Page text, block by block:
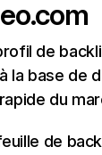
de
la base de
du
de